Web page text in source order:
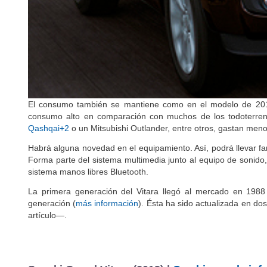
El consumo también se mantiene como en el modelo de
consumo alto en comparación con muchos de los
Qashqai+2 o un Mitsubishi Outlander, entre otros, gastan
Habrá alguna novedad en el equipamiento. Así, podrá llevar
Forma parte del sistema multimedia junto al equipo de
sistema manos libres Bluetooth.
La primera generación del Vitara llegó al mercado en
generación (más información). Ésta ha sido actualizada en
artículo—.